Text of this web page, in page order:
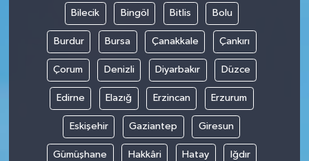
Bilecik Bingöl Bitlis Bolu
Burdur Bursa Çanakkale Çankırı
Çorum Denizli Diyarbakır Düzce
Edirne Elazığ Erzincan Erzurum
Eskişehir Gaziantep Giresun
Gümüşhane Hakkâri Hatay Iğdır